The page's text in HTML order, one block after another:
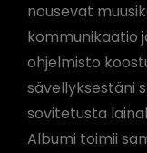
nousevat
kommunikaatio
ohjelmisto
sävellyksestäni
sovitetusta
Albumi toimii